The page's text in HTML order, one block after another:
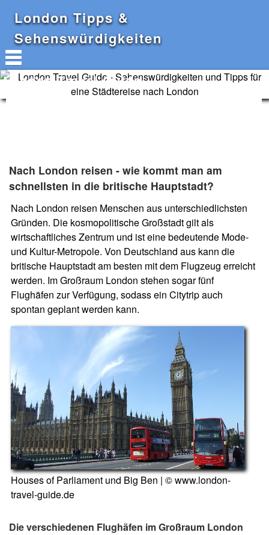
London Tipps &
Sehenswürdigkeiten
London Travel Guide
Nach London reisen - wie kommt man am
schnellsten in die britische Hauptstadt?
Nach London reisen Menschen aus unterschiedlichsten
Gründen. Die kosmopolitische Großstadt gilt als
wirtschaftliches Zentrum und ist eine bedeutende Mode-
und Kultur-Metropole. Von Deutschland aus kann die
britische Hauptstadt am besten mit dem Flugzeug erreicht
werden. Im Großraum London stehen sogar fünf
Flughäfen zur Verfügung, sodass ein Citytrip auch
spontan geplant werden kann.
Houses of Parliament und Big Ben | © www.london-
travel-guide.de
Die verschiedenen Flughäfen im Großraum London